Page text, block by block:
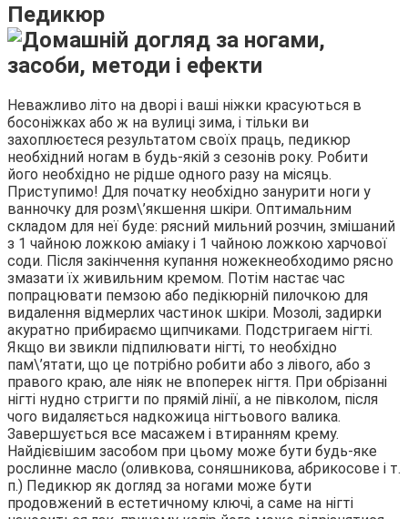
Педикюр
Неважливо літо на дворі і ваші ніжки красуються в
босоніжках або ж на вулиці зима, і тільки ви
захоплюєтеся результатом своїх праць, педикюр
необхідний ногам в будь-якій з сезонів року. Робити
його необхідно не рідше одного разу на місяць.
Приступимо! Для початку необхідно занурити ноги у
ванночку для розм\’якшення шкіри. Оптимальним
складом для неї буде: рясний мильний розчин, змішаний
з 1 чайною ложкою аміаку і 1 чайною ложкою харчової
соди. Після закінчення купання ножекнеобходимо рясно
змазати їх живильним кремом. Потім настає час
попрацювати пемзою або педікюрній пилочкою для
видалення відмерлих частинок шкіри. Мозолі, задирки
акуратно прибираємо щипчиками. Подстригаем нігті.
Якщо ви звикли підпилювати нігті, то необхідно
пам\’ятати, що це потрібно робити або з лівого, або з
правого краю, але ніяк не впоперек нігтя. При обрізанні
нігті нудно стригти по прямій лінії, а не півколом, після
чого видаляється надкожица нігтьового валика.
Завершується все масажем і втиранням крему.
Найдієвішим засобом при цьому може бути будь-яке
рослинне масло (оливкова, соняшникова, абрикосове і т.
п.) Педикюр як догляд за ногами може бути
продовжений в естетичному ключі, а саме на нігті